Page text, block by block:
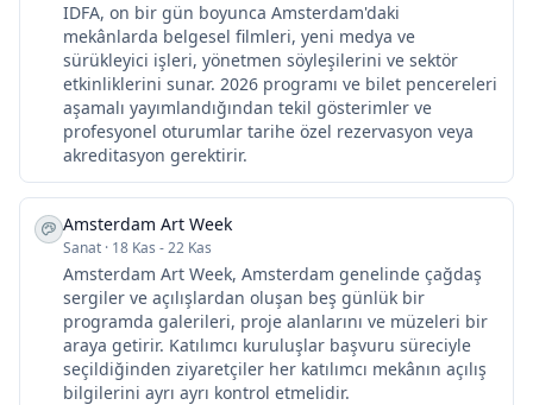
IDFA, on bir gün boyunca Amsterdam'daki
mekânlarda belgesel filmleri, yeni medya ve
sürükleyici işleri, yönetmen söyleşilerini ve sektör
etkinliklerini sunar. 2026 programı ve bilet pencereleri
aşamalı yayımlandığından tekil gösterimler ve
profesyonel oturumlar tarihe özel rezervasyon veya
akreditasyon gerektirir.
Amsterdam Art Week
Sanat · 18 Kas - 22 Kas
Amsterdam Art Week, Amsterdam genelinde çağdaş
sergiler ve açılışlardan oluşan beş günlük bir
programda galerileri, proje alanlarını ve müzeleri bir
araya getirir. Katılımcı kuruluşlar başvuru süreciyle
seçildiğinden ziyaretçiler her katılımcı mekânın açılış
bilgilerini ayrı ayrı kontrol etmelidir.